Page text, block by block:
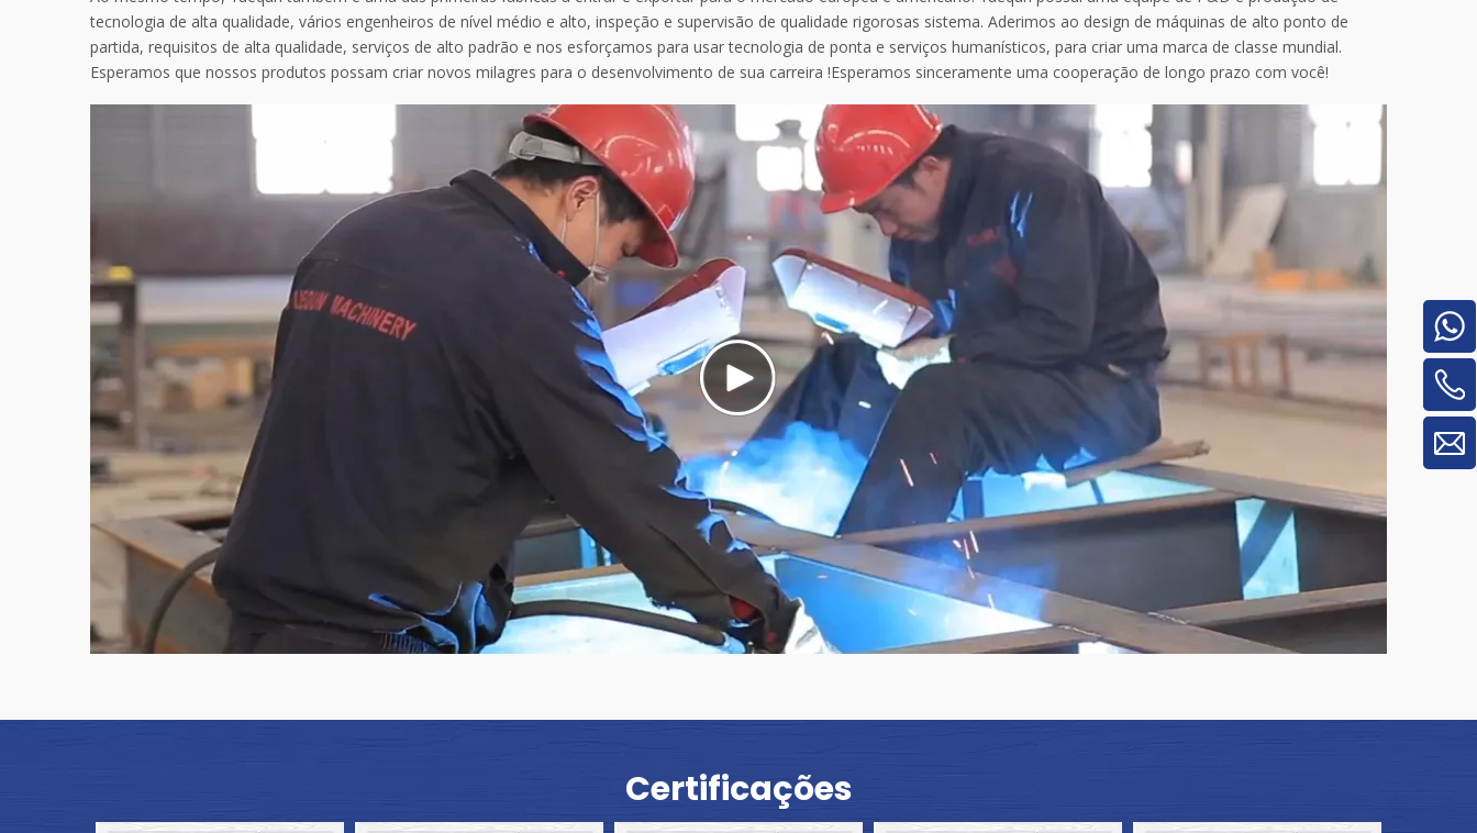
tecnologia de alta qualidade, vários engenheiros de nível médio e alto, inspeção e supervisão de qualidade rigorosas sistema. Aderimos ao design de máquinas de alto ponto de
partida, requisitos de alta qualidade, serviços de alto padrão e nos esforçamos para usar tecnologia de ponta e serviços humanísticos, para criar uma marca de classe mundial.
Esperamos que nossos produtos possam criar novos milagres para o desenvolvimento de sua carreira !Esperamos sinceramente uma cooperação de longo prazo com você!
Certificações